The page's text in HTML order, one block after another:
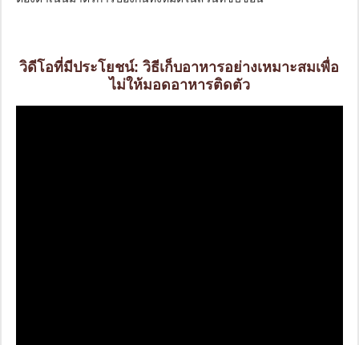
วิดีโอที่มีประโยชน์: วิธีเก็บอาหารอย่างเหมาะสมเพื่อ
ไม่ให้มอดอาหารติดตัว